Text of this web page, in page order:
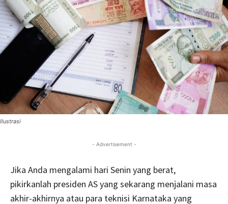
Ilustrasi
- Advertisement -
Jika Anda mengalami hari Senin yang berat,
pikirkanlah presiden AS yang sekarang menjalani masa
akhir-akhirnya atau para teknisi Karnataka yang